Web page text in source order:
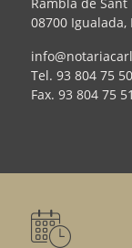
Rambla de Sant
08700 Igualada,
Tel. 93 804 75 50
Fax. 93 804 75 51